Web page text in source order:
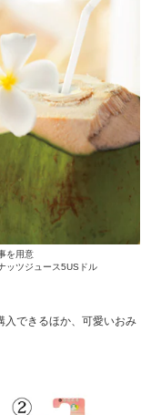
を用意
ッツジュース5USドル
できるほか、可愛いおみ